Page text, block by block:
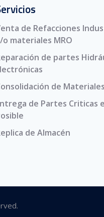
de Refacciones
o materiales MRO
de partes
de Materiales
de Partes Criticas
de Almacén